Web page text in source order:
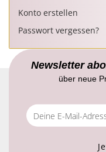
Konto erstellen
Passwort vergessen?
Newsletter
über neue